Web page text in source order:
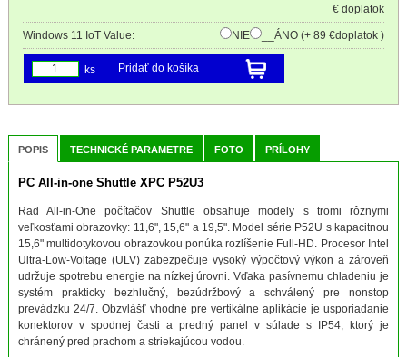
€ doplatok
Windows 11 IoT Value: NIE __ÁNO (+ 89 €doplatok )
Pridať do košíka
ks
POPIS TECHNICKÉ PARAMETRE FOTO PRÍLOHY
PC All-in-one Shuttle XPC P52U3
Rad All-in-One počítačov Shuttle obsahuje modely s tromi rôznymi
veľkosťami obrazovky: 11,6", 15,6" a 19,5". Model série P52U s kapacitnou
15,6" multidotykovou obrazovkou ponúka rozlíšenie Full-HD. Procesor Intel
Ultra-Low-Voltage (ULV) zabezpečuje vysoký výpočtový výkon a zároveň
udržuje spotrebu energie na nízkej úrovni. Vďaka pasívnemu chladeniu je
systém prakticky bezhlučný, bezúdržbový a schválený pre nonstop
prevádzku 24/7. Obzvlášť vhodné pre vertikálne aplikácie je usporiadanie
konektorov v spodnej časti a predný panel v súlade s IP54, ktorý je
chránený pred prachom a striekajúcou vodou.